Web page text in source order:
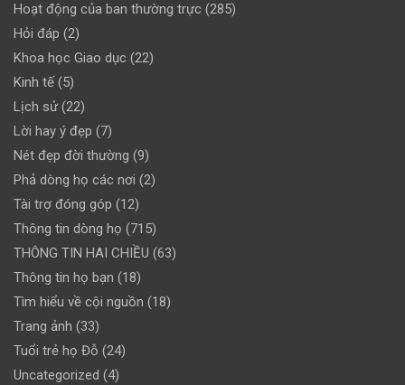
Hoạt động của ban thường trực (285)
Hỏi đáp (2)
Khoa học Giao dục (22)
Kinh tế(5)
Lịch sử(22)
Lời hay ý đẹp (7)
Nét đẹp đời thường (9)
Phả dòng họ các nơi (2)
Tài trợ đóng góp (12)
Thông tin dòng họ (715)
THÔNG TIN HAI CHIỀU (63)
Thông tin họ bạn (18)
Tìm hiểu về cội nguồn (18)
Trang ảnh (33)
Tuổi trẻ họ Đỗ (24)
Uncategorized (4)